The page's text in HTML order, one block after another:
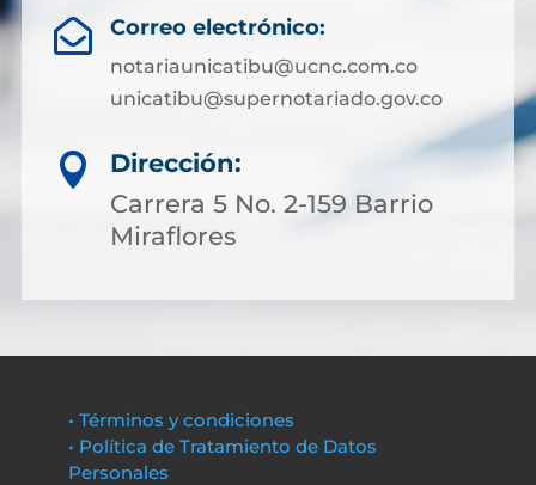
 Correo electrónico:
notariaunicatibu@ucnc.com.co
unicatibu@supernotariado.gov.co

Dirección:
Carrera 5 No. 2-159 Barrio
Miraflores
• Términos y condiciones
• Política de Tratamiento de Datos
Personales